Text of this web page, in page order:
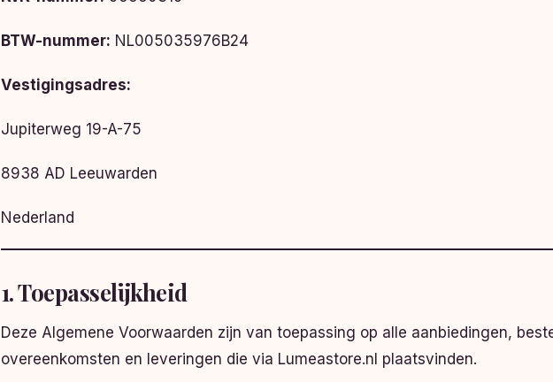
BTW-nummer: NL005035976B24
Vestigingsadres:
Jupiterweg 19-A-75
8938 AD Leeuwarden
Nederland
1. Toepasselijkheid
Deze Algemene Voorwaarden zijn van toepassing op alle aanbiedingen,
overeenkomsten en leveringen die via Lumeastore.nl plaatsvinden.